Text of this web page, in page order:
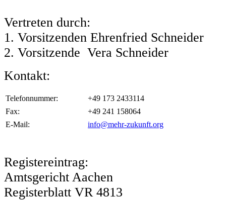
Vertreten durch:
1. Vorsitzenden Ehrenfried Schneider
2. Vorsitzende Vera Schneider
Kontakt:
Telefonnummer:
+49 173 2433114
Fax:
+49 241 158064
E-Mail:
info@mehr-zukunft.org
Registereintrag:
Amtsgericht Aachen
Registerblatt VR 4813